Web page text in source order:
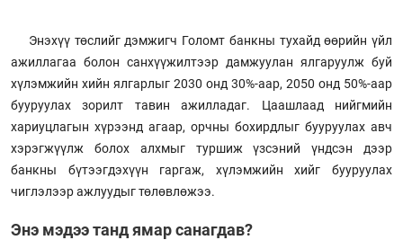
Энэхүү төслийг дэмжигч Голомт банкны тухайд өөрийн үйл
ажиллагаа болон санхүүжилтээр дамжуулан ялгаруулж буй
хүлэмжийн хийн ялгарлыг 2030 онд 30%-аар, 2050 онд 50%-аар
бууруулах зорилт тавин ажилладаг. Цаашлаад нийгмийн
хариуцлагын хүрээнд агаар, орчны бохирдлыг бууруулах авч
хэрэгжүүлж болох алхмыг туршиж үзсэний үндсэн дээр
банкны бүтээгдэхүүн гаргаж, хүлэмжийн хийг бууруулах
чиглэлээр ажлуудыг төлөвлөжээ.
Энэ мэдээ танд ямар санагдав?